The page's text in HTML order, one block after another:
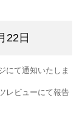
22日
にて通知いたしま
レビューにて報告